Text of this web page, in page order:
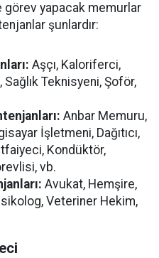
görev yapacak memurlar
şunlardır:
Aşçı, Kaloriferci,
Teknisyeni, Şoför,
Anbar Memuru,
İşletmeni, Dağıtıcı,
Kondüktör,
vb.
Avukat, Hemşire,
Veteriner Hekim,